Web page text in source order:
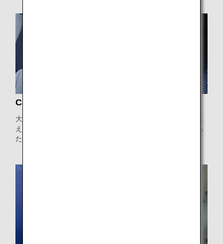
Caring
大切な人として迎えられているという実感を肌で感じてもら
えるように、おもてなしや心配りを、どこまでも細やかであ
たたかいものにしたい。